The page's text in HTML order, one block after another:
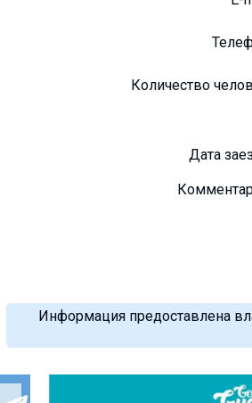
Количество
Дата
Информация предоставлена